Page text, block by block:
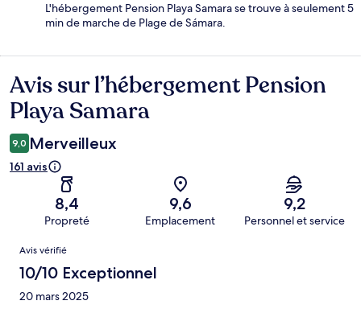
L'hébergement Pension Playa Samara se trouve à seulement 5
min de marche de Plage de Sámara.
Avis
Avis sur l’hébergement Pension
Playa Samara
9,0 Merveilleux
161 avis
8,4
Propreté
9,6
Emplacement
9,2
Personnel et service
Avis
Avis vérifié
10/10 Exceptionnel
20 mars 2025